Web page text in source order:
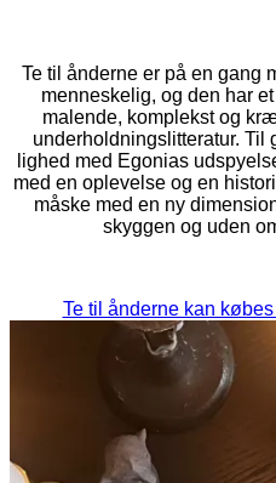
Te til ånderne er på en gang
menneskelig, og den har
malende, komplekst og
underholdningslitteratur.
lighed med Egonias
med en oplevelse og en
måske med en ny
skyggen og uden
Te til ånderne kan